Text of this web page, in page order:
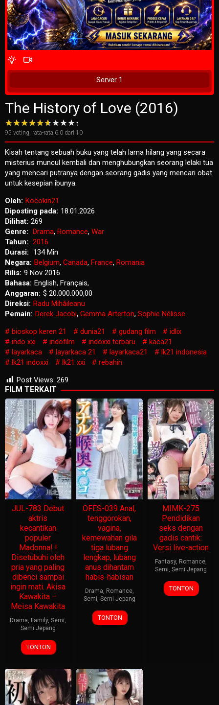
Tunggu 2 Detik
4 Wait Time
Server 1
The History of Love (2016)
95 voting, rata-rata 6.0 dari 10
Kisah tentang sebuah buku yang telah lama hilang yang secara
misterius muncul kembali dan menghubungkan seorang lelaki tua
yang mencari putranya dengan seorang gadis yang mencari obat
untuk kesepian ibunya.
Oleh: Kocokin21
Diposting pada: 18.01.2026
Dilihat: 269
Genre:
Drama, Romance, War
Tahun: 2016
Durasi:
134 Min
Negara: Belgium, Canada, France, Romania
Rilis: 9 Nov 2016
Bahasa: English, Français,
Anggaran: $ 20.000.000,00
Direksi: Radu Mihăileanu
Pemain: Derek Jacobi, Gemma Arterton, Sophie Nélisse
bioskop keren 21
dunia21 gudang film
idlix
indo xxi
indofilm indoxxi terbaru
kaca21
layarkaca
layarkaca 21 layarkaca21
lk21 indonesia
lk21 indoxxi
lk21 xxi
rebahin
Post Views: 269
FILM TERKAIT
JUL-783 Debut
aktris
kecantikan
populer
Madonna! !
Disetubuhi oleh
pria yang paling
dibenci sampai
ingin mati. Akisa
Kawakita –
Meisa Kawakita
Drama, Family,Semi,
Semi Jepang
TONTON
OFES-039 Anal,
tenggorokan,
vagina,
kemewahan gila
tiga lubang
lengkap, lubang
anus dihantam
habis-habisan
Drama, Romance,
Semi, Semi Jepang
TONTON
MIMK-275
Pendidikan
seks dengan
gadis cantik:
Versi live-action
Fantasy, Romance,
Semi, Semi Jepang
TONTON